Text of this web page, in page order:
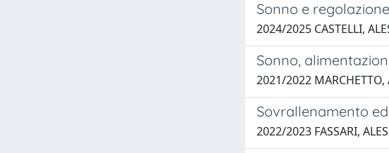
Sonno e
2024/2025 CASTELLI,
Sonno,
2021/2022 MARCHETTO,
Sovrallenamento
2022/2023 FASSARI,